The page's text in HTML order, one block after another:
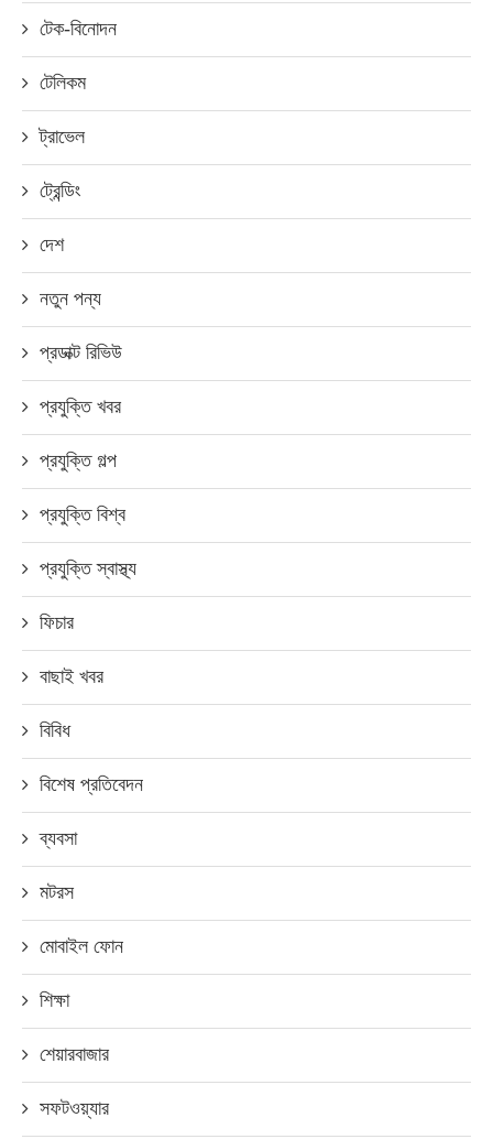
টেক-বিনোদন
টেলিকম
ট্রাভেল
ট্রেন্ডিং
দেশ
নতুন পন্য
প্রডাক্ট রিভিউ
প্রযুক্তি খবর
প্রযুক্তি গল্প
প্রযুক্তি বিশ্ব
প্রযুক্তি স্বাস্থ্য
ফিচার
বাছাই খবর
বিবিধ
বিশেষ প্রতিবেদন
ব্যবসা
মটরস
মোবাইল ফোন
শিক্ষা
শেয়ারবাজার
সফটওয়্যার